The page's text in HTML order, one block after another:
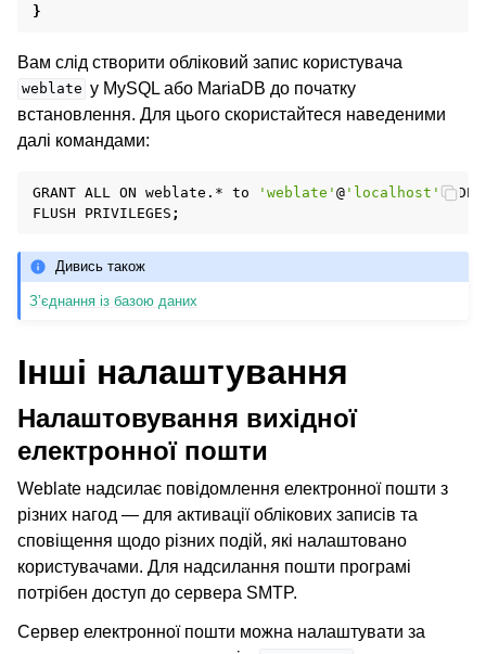
}
Вам слід створити обліковий запис користувача
weblate у MySQL або MariaDB до початку
встановлення. Для цього скористайтеся наведеними
далі командами:
GRANT ALL ON weblate.* to 'weblate' @ 'localhost'
FLUSH
PRIVILEGES ;
Дивись також
З’єднання із базою даних
Інші налаштування
Налаштовування вихідної
електронної пошти
Weblate надсилає повідомлення електронної пошти з
різних нагод — для активації облікових записів та
сповіщення щодо різних подій, які налаштовано
користувачами. Для надсилання пошти програмі
потрібен доступ до сервера SMTP.
Сервер електронної пошти можна налаштувати за